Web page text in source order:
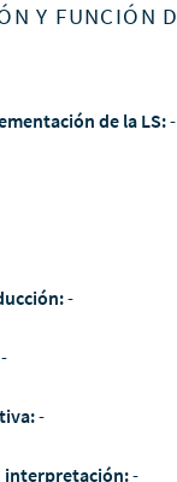
Y FUNCIÓN
de la LS:-
-
-
-
interpretación:-